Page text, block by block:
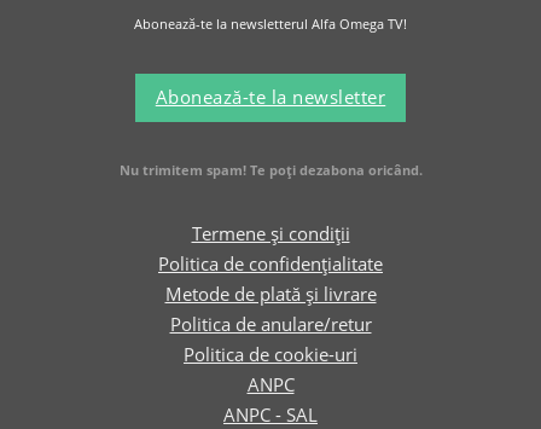
Abonează-te la newsletterul Alfa Omega TV!
Abonează-te la newsletter
Nu trimitem spam! Te poți dezabona oricând.
Termene și condiții
Politica de confidențialitate
Metode de plată și livrare
Politica de anulare/retur
Politica de cookie-uri
ANPC
ANPC - SAL